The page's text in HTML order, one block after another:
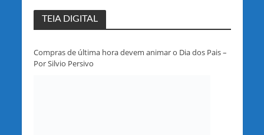
TEIA DIGITAL
Compras de última hora devem animar o Dia dos Pais –
Por Silvio Persivo